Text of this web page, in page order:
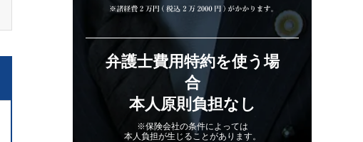
弁護士費用特約を使う場
合
本人原則負担なし
※保険会社の条件によっては
本人負担が生じることがあります。